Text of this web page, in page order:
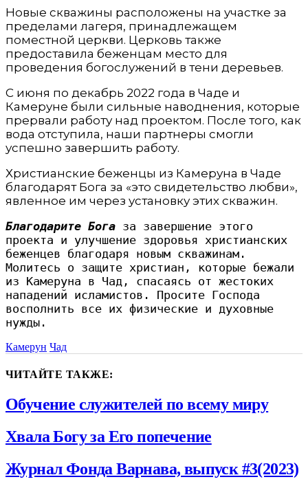
Новые скважины расположены на участке за
пределами лагеря, принадлежащем
поместной церкви. Церковь также
предоставила беженцам место для
проведения богослужений в тени деревьев.
С июня по декабрь 2022 года в Чаде и
Камеруне были сильные наводнения, которые
прервали работу над проектом. После того, как
вода отступила, наши партнеры смогли
успешно завершить работу.
Христианские беженцы из Камеруна в Чаде
благодарят Бога за «это свидетельство любви»,
явленное им через установку этих скважин.
Благодарите Бога за завершение этого
проекта и улучшение здоровья христианских
беженцев благодаря новым скважинам.
Молитесь о защите христиан, которые бежали
из Камеруна в Чад, спасаясь от жестоких
нападений исламистов. Просите Господа
восполнить все их физические и духовные
нужды.
Камерун Чад
ЧИТАЙТЕ ТАКЖЕ:
Обучение служителей по всему миру
Хвала Богу за Его попечение
Журнал Фонда Варнава, выпуск #3(2023)